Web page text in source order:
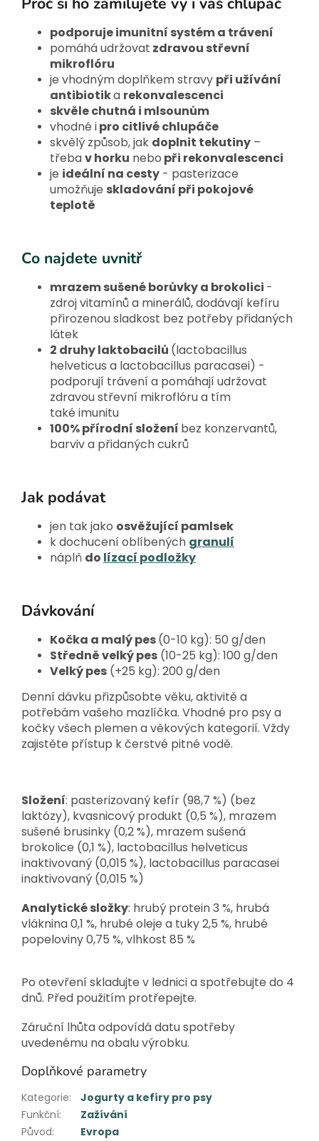
podporuje imunitní systém a trávení
pomáhá udržovat zdravou střevní
mikroflóru
je vhodným doplňkem stravy při užívání
antibiotika rekonvalescenci
skvěle chutná i mlsounům
vhodné ipro citlivé chlupáče
skvělý způsob, jak doplnit tekutiny –
třebav horku nebo při rekonvalescenci
je ideální na cesty - pasterizace
umožňuje skladování při pokojové
teplotě
Co najdete uvnitř
mrazem sušené borůvky a brokolici -
zdroj vitamínů a minerálů, dodávají kefíru
přirozenou sladkost bez potřeby přidaných
látek
2 druhy laktobacilů (lactobacillus
helveticus a lactobacillus paracasei) -
podporují trávení a pomáhají udržovat
zdravou střevní mikroflóru a tím
také imunitu
100% přírodní složení bez konzervantů,
barviv a přidaných cukrů
Jak podávat
jen tak jako osvěžující pamlsek
k dochucení oblíbených granulí
náplň do lízací podložky
Dávkování
Kočka a malý pes(0-10 kg): 50 g/den
Středně velký pes (10-25 kg): 100 g/den
Velký pes (+25 kg): 200 g/den
Denní dávku přizpůsobte věku, aktivitě a
potřebám vašeho mazlíčka. Vhodné pro psy a
kočky všech plemen a věkových kategorií. Vždy
zajistěte přístup k čerstvé pitné vodě.
Složení: pasterizovaný kefír (98,7 %) (bez
laktózy), kvasnicový produkt (0,5 %), mrazem
sušené brusinky (0,2 %), mrazem sušená
brokolice (0,1 %), lactobacillus helveticus
inaktivovaný (0,015 %), lactobacillus paracasei
inaktivovaný (0,015 %)
Analytické složky: hrubý protein 3 %, hrubá
vláknina 0,1 %, hrubé oleje a tuky 2,5 %, hrubé
popeloviny 0,75 %, vlhkost 85 %
Po otevření skladujte v lednici a spotřebujte do 4
dnů. Před použitím protřepejte.
Záruční lhůta odpovídá datu spotřeby
uvedenému na obalu výrobku.
Doplňkové parametry
Kategorie:
Jogurty a kefíry pro psy
Funkční:
Zažívání
Původ:
Evropa